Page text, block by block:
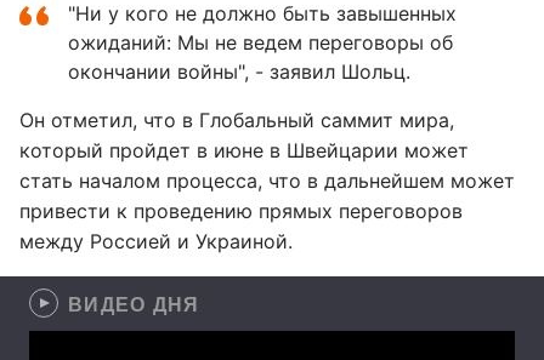
"Ни у кого не должно быть завышенных
ожиданий: Мы не ведем переговоры об
окончании войны", - заявил Шольц.
Он отметил, что в Глобальный саммит мира,
который пройдет в июне в Швейцарии может
стать началом процесса, что в дальнейшем может
привести к проведению прямых переговоров
между Россией и Украиной.
ВИДЕО ДНЯ